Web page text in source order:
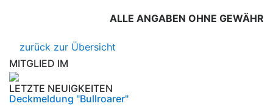
ALLE ANGABEN OHNE GEWÄHR
zurück zur Übersicht
MITGLIED IM
LETZTE NEUIGKEITEN
Deckmeldung "Bullroarer"